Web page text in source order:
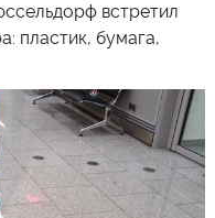
встретил
пластик, бумага,